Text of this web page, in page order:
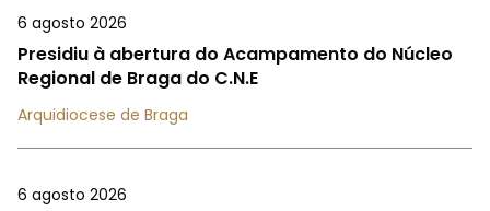
6 agosto 2026
Presidiu à abertura do Acampamento do Núcleo
Regional de Braga do C.N.E
Arquidiocese de Braga
6 agosto 2026